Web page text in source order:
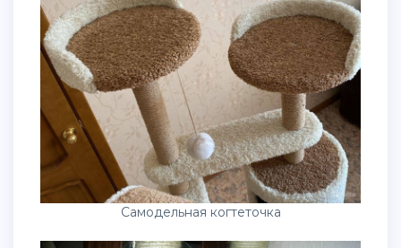
Самодельная когтеточка